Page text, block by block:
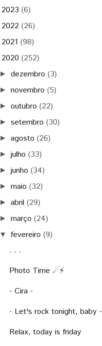
2023 (6)
2022 (26)
2021 (98)
2020 (252)
►dezembro(3)
►novembro(5)
►outubro(22)
►setembro(30)
►agosto(26)
►julho(33)
►junho(34)
►maio(32)
►abril(29)
►março(24)
▼fevereiro(9)
. . .
Photo Time ☄⚡
- Cira -
- Let's rock tonight, baby -
Relax, today is friday